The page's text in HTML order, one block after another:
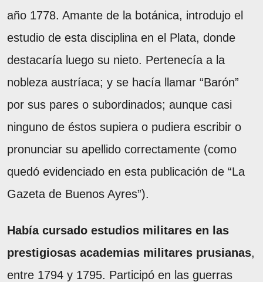
año 1778. Amante de la botánica, introdujo el
estudio de esta disciplina en el Plata, donde
destacaría luego su nieto. Pertenecía a la
nobleza austríaca; y se hacía llamar “Barón”
por sus pares o subordinados; aunque casi
ninguno de éstos supiera o pudiera escribir o
pronunciar su apellido correctamente (como
quedó evidenciado en esta publicación de “La
Gazeta de Buenos Ayres”).
Había cursado estudios militares en las
prestigiosas academias militares prusianas,
entre 1794 y 1795. Participó en las guerras